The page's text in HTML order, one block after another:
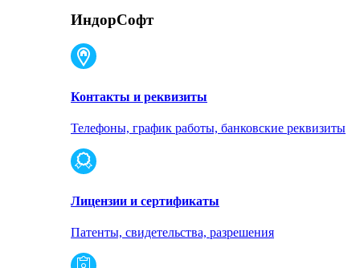
ИндорСофт
Контакты и реквизиты
Телефоны, график работы, банковские реквизиты
Лицензии и сертификаты
Патенты, свидетельства, разрешения